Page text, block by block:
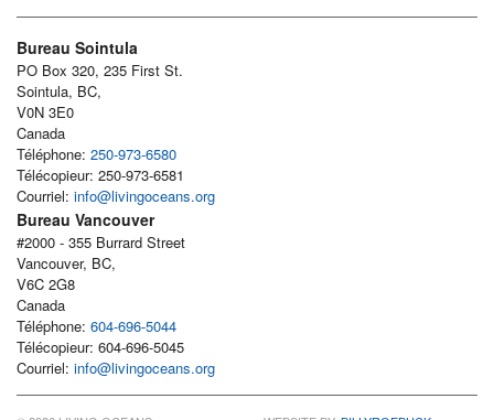
Bureau Sointula
PO Box 320, 235 First St.
Sointula, BC,
V0N 3E0
Canada
Téléphone: 250-973-6580
Télécopieur: 250-973-6581
Courriel: info@livingoceans.org
Bureau Vancouver
#2000 - 355 Burrard Street
Vancouver, BC,
V6C 2G8
Canada
Téléphone: 604-696-5044
Télécopieur: 604-696-5045
Courriel: info@livingoceans.org